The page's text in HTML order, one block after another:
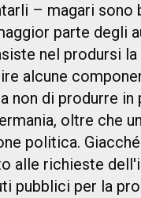
– magari sono
parte degli
nel prodursi
alcune
non di produrre
oltre che
politica.
alle richieste
pubblici per la